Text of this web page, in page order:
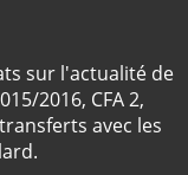
sur l'actualité de
2016, CFA 2,
avec les